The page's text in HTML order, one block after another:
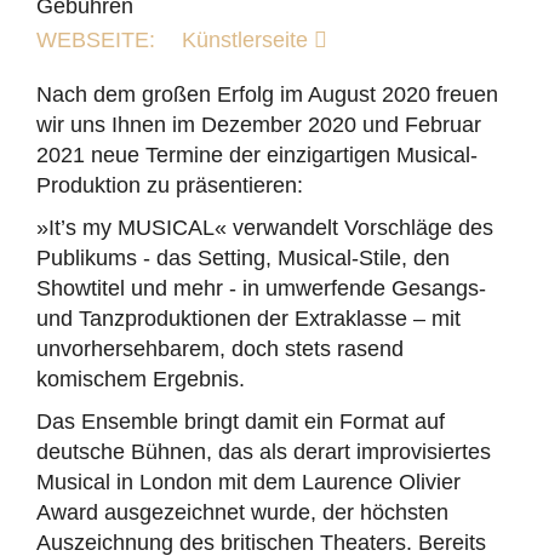
Gebühren
WEBSEITE:
Künstlerseite
Nach dem großen Erfolg im August 2020 freuen
wir uns Ihnen im Dezember 2020 und Februar
2021 neue Termine der einzigartigen Musical-
Produktion zu präsentieren:
»It’s my MUSICAL« verwandelt Vorschläge des
Publikums - das Setting, Musical-Stile, den
Showtitel und mehr - in umwerfende Gesangs-
und Tanzproduktionen der Extraklasse – mit
unvorhersehbarem, doch stets rasend
komischem Ergebnis.
Das Ensemble bringt damit ein Format auf
deutsche Bühnen, das als derart improvisiertes
Musical in London mit dem Laurence Olivier
Award ausgezeichnet wurde, der höchsten
Auszeichnung des britischen Theaters. Bereits